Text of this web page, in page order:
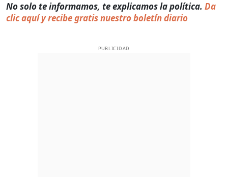
No solo te informamos, te explicamos la política. Da
clic aquí y recibe gratis nuestro boletín diario
PUBLICIDAD